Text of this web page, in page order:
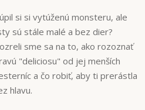
si si vytúženú monsteru, ale
sú stále malé a bez dier?
sme sa na to, ako rozoznať
"deliciosu" od jej menších
a čo robiť, aby ti prerástla
hlavu.